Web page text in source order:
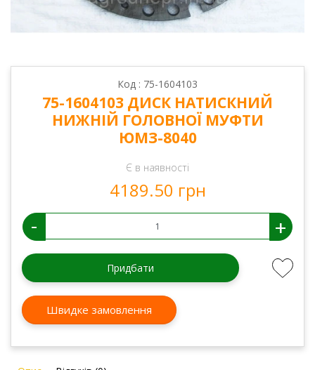
Код : 75-1604103
75-1604103 ДИСК НАТИСКНИЙ
НИЖНІЙ ГОЛОВНОЇ МУФТИ
ЮМЗ-8040
Є в наявності
4189.50 грн
- +
Придбати
Швидке замовлення